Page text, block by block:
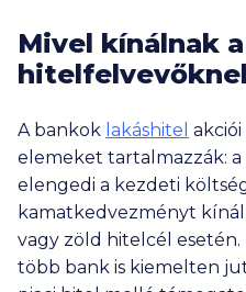
Mivel kínálnak a
A bankok lakáshitel
elemeket tartalmazzák:
elengedi a kezdeti
kamatkedvezményt
vagy zöld hitelcél
több bank is kiemelten